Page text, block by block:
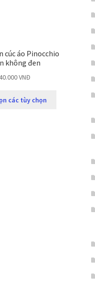
cúc áo Pinocchio
không đen
VNĐ
các tùy chọn